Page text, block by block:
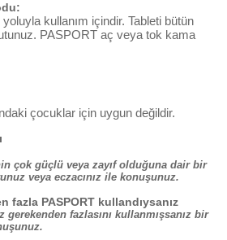
kullanım içindir. Tableti bütün
PASPORT aç veya tok kama
çocuklar için uygun değildir.
çok güçlü veya zayıf olduğuna dair bir
veya eczacınız ile konuşunuz.
fazla PASPORT kullandıysanız
gerekenden fazlasını kullanmışsanız bir